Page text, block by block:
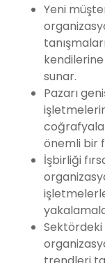
Yeni
sunar.
Pazarı
önemli bir
İşbirliği